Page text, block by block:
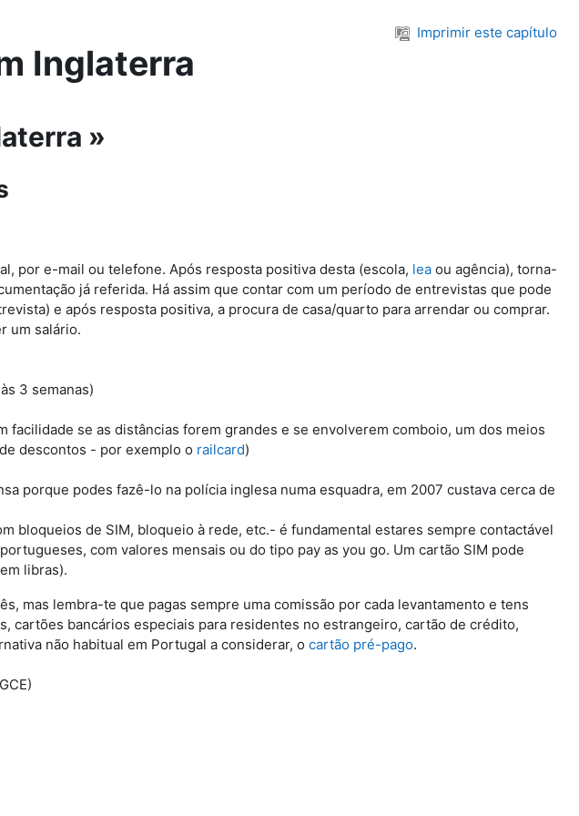
Imprimir este capítulo
Inglaterra
»
por e-mail ou telefone. Após resposta positiva desta (escola, lea ou agência), torna-
já referida. Há assim que contar com um período de entrevistas que pode
e após resposta positiva, a procura de casa/quarto para arrendar ou comprar.
um salário.
3 semanas)
se as distâncias forem grandes e se envolverem comboio, um dos meios
descontos - por exemplo o railcard)
porque podes fazê-lo na polícia inglesa numa esquadra, em 2007 custava cerca de
bloqueios de SIM, bloqueio à rede, etc.- é fundamental estares sempre contactável
com valores mensais ou do tipo pay as you go. Um cartão SIM pode
libras).
mas lembra-te que pagas sempre uma comissão por cada levantamento e tens
cartões bancários especiais para residentes no estrangeiro, cartão de crédito,
não habitual em Portugal a considerar, o cartão pré-pago.